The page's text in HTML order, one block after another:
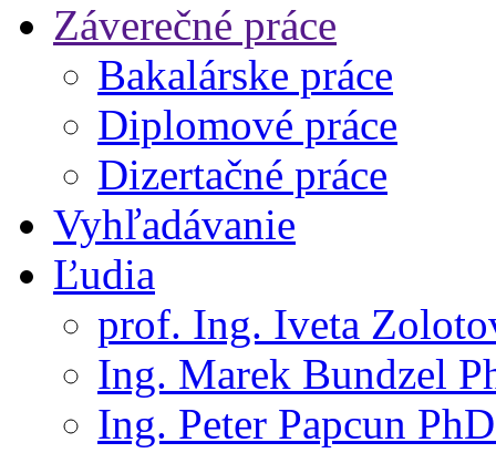
Záverečné práce
Bakalárske práce
Diplomové práce
Dizertačné práce
Vyhľadávanie
Ľudia
prof. Ing. Iveta
Ing. Marek Bundzel
Ing. Peter Papcun